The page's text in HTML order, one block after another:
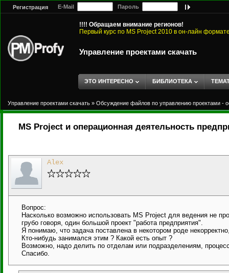
Регистрация E-Mail Пароль
!!!! Обращаем внимание регионов!
Первый курс по MS Project 2010 в он-лайн
Управление проектами скачать
ЭТО ИНТЕРЕСНО БИБЛИОТЕКА
Управление проектами скачать » Обсуждение файлов по управлению проектами -
MS Project и операционная деятельность
Alex
Вопрос:
Насколько возможно использовать MS Project для ведения не
грубо говоря, один большой проект "работа предприятия".
Я понимаю, что задача поставлена в некотором роде
Кто-нибудь занимался этим ? Какой есть опыт ?
Возможно, надо делить по отделам или подразделениям,
Спасибо.